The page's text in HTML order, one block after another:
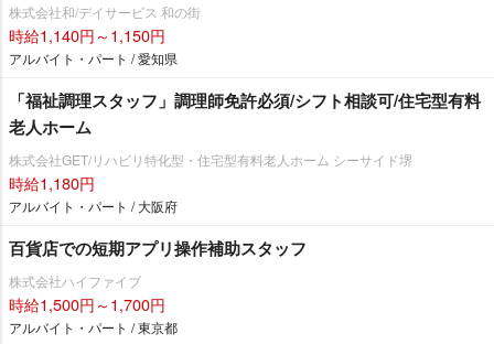
株式会社和/デイサービス 和の街
時給1,140円～1,150円
アルバイト・パート / 愛知県
「福祉調理スタッフ」調理師免許必須/シフト相談可/住宅型有料
老人ホーム
株式会社GET/リハビリ特化型・住宅型有料老人ホーム シーサイド堺
時給1,180円
アルバイト・パート / 大阪府
百貨店での短期アプリ操作補助スタッフ
株式会社ハイファイブ
時給1,500円～1,700円
アルバイト・パート / 東京都